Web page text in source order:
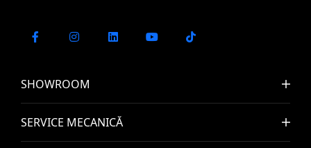
SHOWROOM
SERVICE MECANICĂ